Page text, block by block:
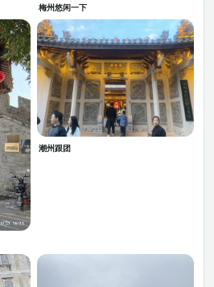
梅州悠闲一下
潮州跟团